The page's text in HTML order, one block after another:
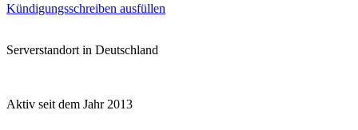
Kündigungsschreiben ausfüllen
Serverstandort in Deutschland
Aktiv seit dem Jahr 2013